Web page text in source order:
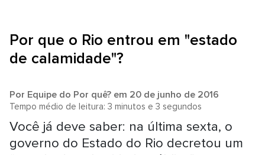
Por que o Rio entrou em "estado
de calamidade"?
Por Equipe do Por quê? em 20 de junho de 2016
Tempo médio de leitura: 3 minutos e 3 segundos
Você já deve saber: na última sexta, o
governo do Estado do Rio decretou um